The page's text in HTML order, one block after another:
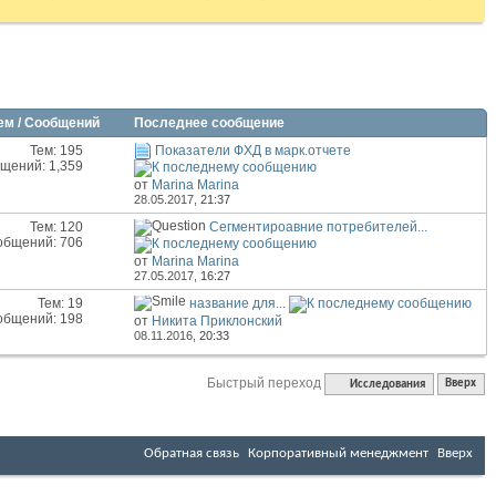
/ Сообщений Последнее сообщение
Тем: 195
1,359
Показатели ФХД в марк.отчете
от Marina Marina
28.05.2017,21:37
Тем: 120
706
Сегментироавние потребителей...
от Marina Marina
27.05.2017, 16:27
Тем: 19
198
название для...
от Никита Приклонский
08.11.2016,20:33
Быстрый переход Исследования Вверх
Обратная связь Корпоративный менеджмент Вверх